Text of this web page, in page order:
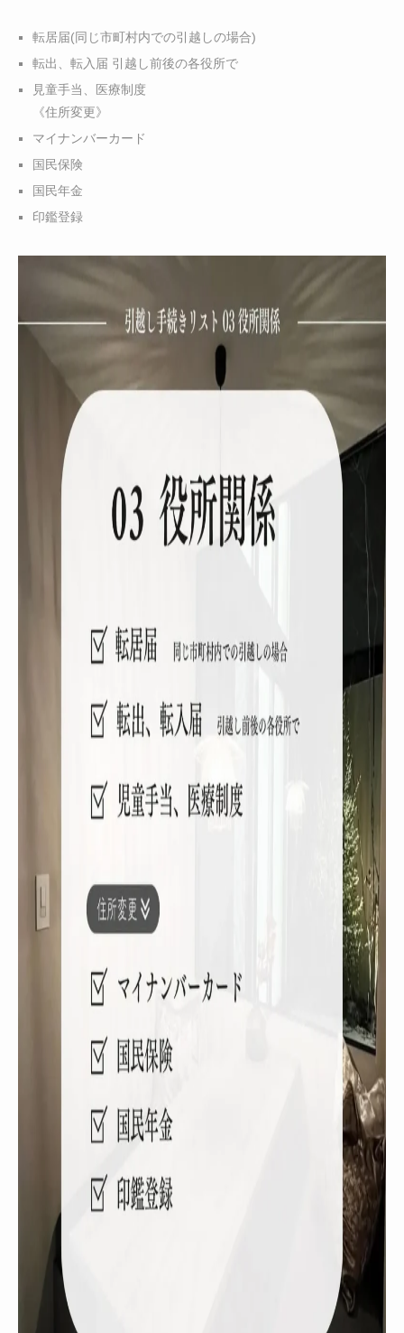
転居届(同じ市町村内での引越しの場合)
転出、転入届 引越し前後の各役所で
見童手当、医療制度
《住所変更》
マイナンバーカード
国民保険
国民年金
印鑑登録